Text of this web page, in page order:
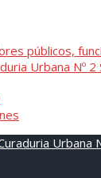
públicos,
Urbana Nº